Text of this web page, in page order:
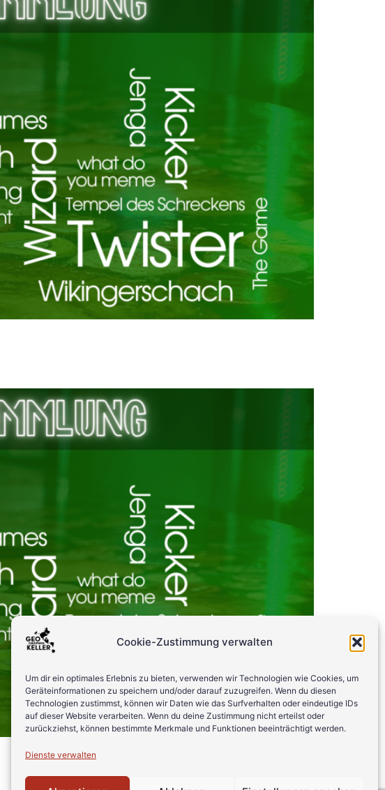
Cookie-Zustimmung verwalten
Um dir ein optimales Erlebnis zu bieten, verwenden wir Technologien wie Cookies, um
Geräteinformationen zu speichern und/oder darauf zuzugreifen. Wenn du diesen
Technologien zustimmst, können wir Daten wie das Surfverhalten oder eindeutige IDs
auf dieser Website verarbeiten. Wenn du deine Zustimmung nicht erteilst oder
zurückziehst, können bestimmte Merkmale und Funktionen beeinträchtigt werden.
Dienste verwalten